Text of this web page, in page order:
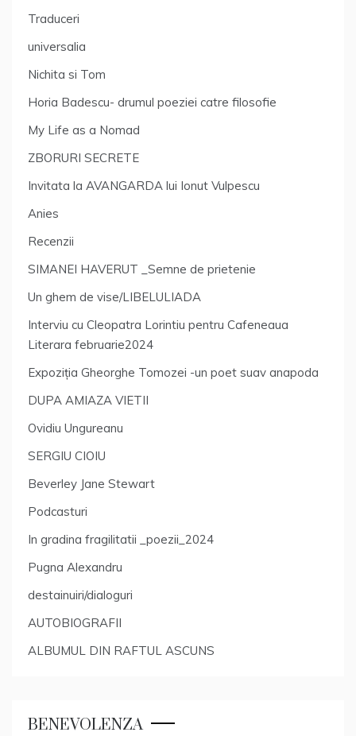
Traduceri
universalia
Nichita si Tom
Horia Badescu- drumul poeziei catre filosofie
My Life as a Nomad
ZBORURI SECRETE
Invitata la AVANGARDA lui Ionut Vulpescu
Anies
Recenzii
SIMANEI HAVERUT _Semne de prietenie
Un ghem de vise/LIBELULIADA
Interviu cu Cleopatra Lorintiu pentru Cafeneaua
Literara februarie2024
Expoziția Gheorghe Tomozei -un poet suav anapoda
DUPA AMIAZA VIETII
Ovidiu Ungureanu
SERGIU CIOIU
Beverley Jane Stewart
Podcasturi
In gradina fragilitatii _poezii_2024
Pugna Alexandru
destainuiri/dialoguri
AUTOBIOGRAFII
ALBUMUL DIN RAFTUL ASCUNS
BENEVOLENZA